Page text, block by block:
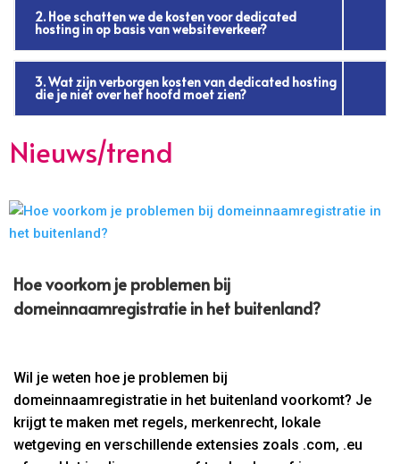
2. Hoe schatten we de kosten voor dedicated
hosting in op basis van websiteverkeer?
3. Wat zijn verborgen kosten van dedicated hosting
die je niet over het hoofd moet zien?
Nieuws/trend
Hoe voorkom je problemen bij
domeinnaamregistratie in het buitenland?
Wil je weten hoe je problemen bij
domeinnaamregistratie in het buitenland voorkomt? Je
krijgt te maken met regels, merkenrecht, lokale
wetgeving en verschillende extensies zoals .com, .eu